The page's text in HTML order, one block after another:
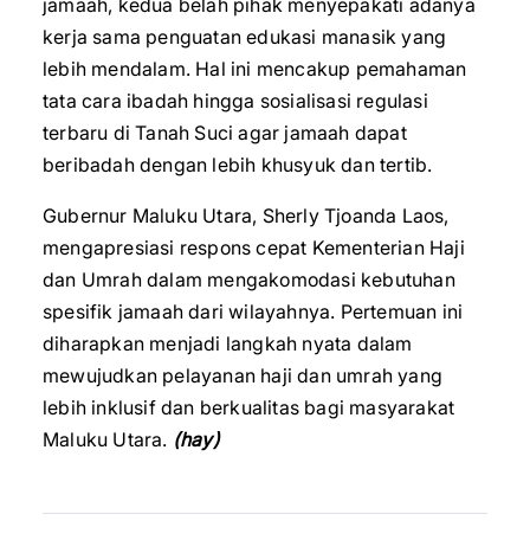
jamaah, kedua belah pihak menyepakati adanya
kerja sama penguatan edukasi manasik yang
lebih mendalam. Hal ini mencakup pemahaman
tata cara ibadah hingga sosialisasi regulasi
terbaru di Tanah Suci agar jamaah dapat
beribadah dengan lebih khusyuk dan tertib.
Gubernur Maluku Utara, Sherly Tjoanda Laos,
mengapresiasi respons cepat Kementerian Haji
dan Umrah dalam mengakomodasi kebutuhan
spesifik jamaah dari wilayahnya. Pertemuan ini
diharapkan menjadi langkah nyata dalam
mewujudkan pelayanan haji dan umrah yang
lebih inklusif dan berkualitas bagi masyarakat
Maluku Utara. (hay)